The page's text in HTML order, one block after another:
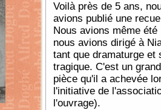
Voilà près de 5 ans,
avions publié une
Nous avions même
nous avions dirigé à
tant que dramaturge et
tragique. C'est un
pièce qu'il a achevée
l'initiative de
l'ouvrage).